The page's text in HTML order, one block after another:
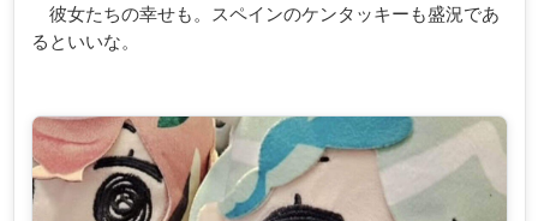
彼女たちの幸せも。スペインのケンタッキーも盛況であ
るといいな。